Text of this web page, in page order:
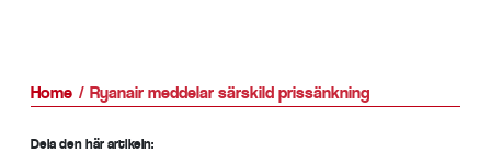
Home Ryanair meddelar särskild prissänkning
Dela den här artikeln: